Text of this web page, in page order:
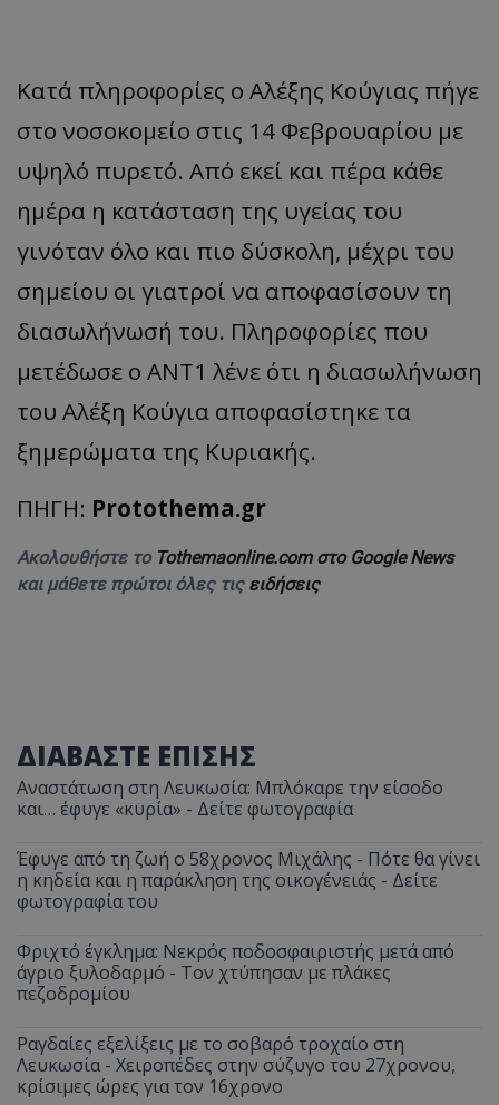
Κατά πληροφορίες ο Αλέξης Κούγιας πήγε
στο νοσοκομείο στις 14 Φεβρουαρίου με
υψηλό πυρετό. Από εκεί και πέρα κάθε
ημέρα η κατάσταση της υγείας του
γινόταν όλο και πιο δύσκολη, μέχρι του
σημείου οι γιατροί να αποφασίσουν τη
διασωλήνωσή του. Πληροφορίες που
μετέδωσε ο ΑΝΤ1 λένε ότι η διασωλήνωση
του Αλέξη Κούγια αποφασίστηκε τα
ξημερώματα της Κυριακής.
ΠΗΓΗ: Protothema.gr
Ακολουθήστε το Tothemaonline.com στο Google News
και μάθετε πρώτοι όλες τις ειδήσεις
ΔΙΑΒΑΣΤΕ ΕΠΙΣΗΣ
Αναστάτωση στη Λευκωσία: Μπλόκαρε την είσοδο
και… έφυγε «κυρία» - Δείτε φωτογραφία
Έφυγε από τη ζωή ο 58χρονος Μιχάλης - Πότε θα γίνει
η κηδεία και η παράκληση της οικογένειάς - Δείτε
φωτογραφία του
Φριχτό έγκλημα: Νεκρός ποδοσφαιριστής μετά από
άγριο ξυλοδαρμό - Τον χτύπησαν με πλάκες
πεζοδρομίου
Ραγδαίες εξελίξεις με το σοβαρό τροχαίο στη
Λευκωσία - Χειροπέδες στην σύζυγο του 27χρονου,
κρίσιμες ώρες για τον 16χρονο